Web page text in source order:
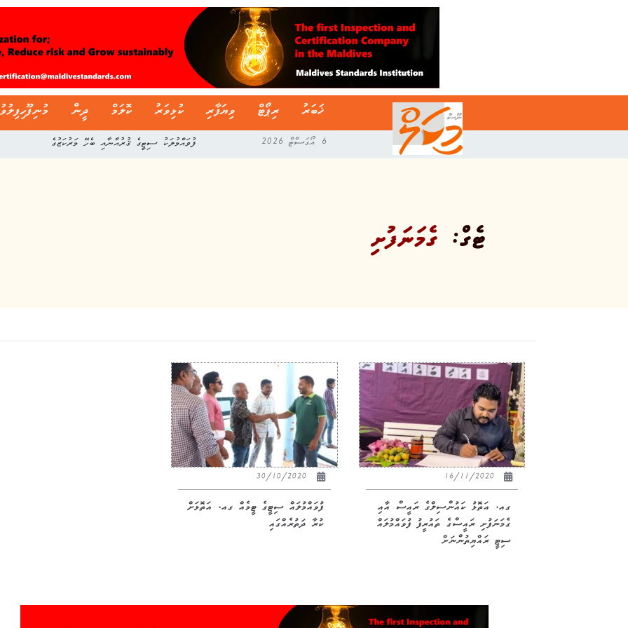
ޚަބަރު ރިޕޯޓް ވިޔަފާރި ކުޅިވަރު ކޮލަމް ދީން
6 އޯގަސްޓް 2026 ފުވައްމުލަކު ސިޓީގެ ޤުރުއާނާއި ބެހޭ މަރުކަޒުގެ
ޓެގް: ގެމަނަފުށި
16/11/2020
ގއ. އަތޮޅު ކައުންސިލްގެ ރައީސް އާއި
ގެމަނަފުށި ރައީސްގެ ތައުރީފު ފުވައްމުލައް
ސިޓީ ރައްޔިތުންނަށް
ފުވައްމުލައް ސިޓީގެ ޓީމެއް ގއ. އަތޮޅަށް
ކުރާ ދަތުރެއްގައި